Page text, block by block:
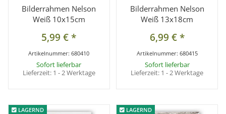
Bilderrahmen Nelson
Weiß 10x15cm
5,99 €*
Artikelnummer:680410
Sofort lieferbar
Lieferzeit: 1 - 2 Werktage
Bilderrahmen Nelson
Weiß 13x18cm
6,99 €*
Artikelnummer: 680415
Sofort lieferbar
Lieferzeit: 1 - 2 Werktage
LAGERND
LAGERND LAGERND
LAGERND